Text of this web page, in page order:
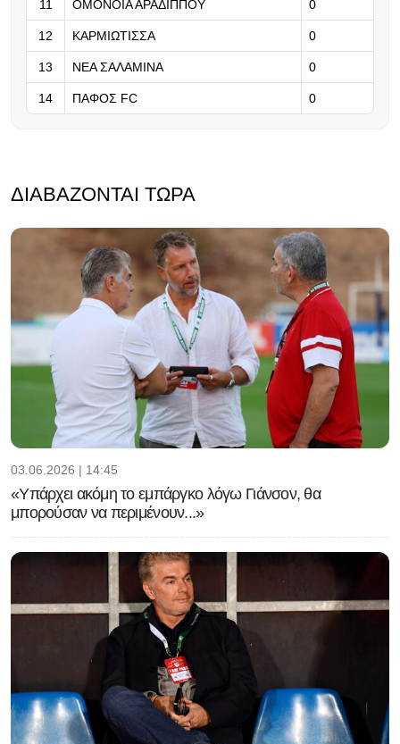
08.08.2026 | 13:24
Marca: Παρί και Μπαρτσελόνα
συζητούν για Φεράν Τόρες - Κοντά
στη συμφωνία
11 ΟΜΟΝΟΙΑ ΑΡΑΔΙΠΠΟΥ 0
12 ΚΑΡΜΙΩΤΙΣΣΑ 0
13 ΝΕΑ ΣΑΛΑΜΙΝΑ 0
14 ΠΑΦΟΣ FC 0
ΔΙΑΒΆΖΟΝΤΑΙ ΤΏΡΑ
03.06.2026 | 14:45
«Υπάρχει ακόμη το εμπάργκο λόγω Γιάνσον, θα
μπορούσαν να περιμένουν...»